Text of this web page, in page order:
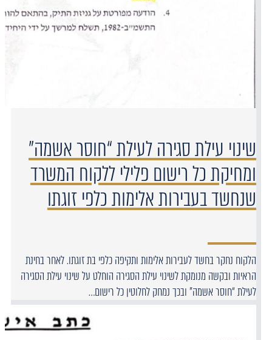
שינוי עילת סגירה לעילת “חוסר אשמה”
ומחיקת כל רישום פלילי ללקוח המשרד
שנחשד בעבירות אלימות כלפי זוגתו
הלקוח נחקר בחשד לעבירות אלימות ותקיפה כלפי בת זוגתו. לאחר בחינת
הראיות ובקשה מנומקת לשינוי עילת הסגירה הוחלט על שינוי עילת הסגירה
לעילת “חוסר אשמה” ובכך נמחק לחלוטין כל רישום…